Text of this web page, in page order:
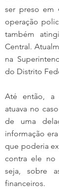
ser preso em
operação
também
Central.
na
do Distrito
Até então, a
atuava no
de uma
informação
que poderia
contra ele no
seja, sobre
financeiros.